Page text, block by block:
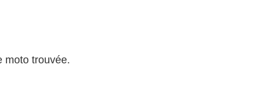
moto trouvée.